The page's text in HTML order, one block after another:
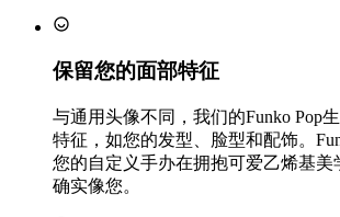
保留您的面部特征
与通用头像不同，我们的Funko Pop
特征，如您的发型、脸型和配饰。
您的自定义手办在拥抱可爱乙烯基美
确实像您。